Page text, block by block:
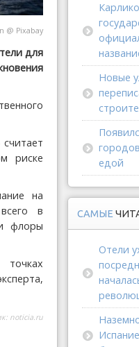
@ Pixabay
для
риске
на
в
флоры
noticia.ru
Новые
едой
САМЫЕ
Отели